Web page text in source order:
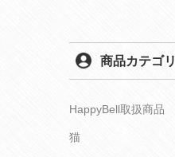
商品カテゴリ
HappyBell取扱商品
猫